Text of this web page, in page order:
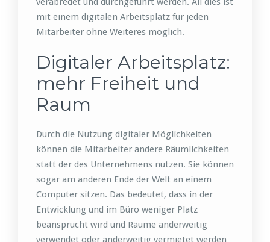
mit einem digitalen Arbeitsplatz für jeden
Mitarbeiter ohne Weiteres möglich.
Digitaler Arbeitsplatz:
mehr Freiheit und
Raum
Durch die Nutzung digitaler Möglichkeiten
können die Mitarbeiter andere Räumlichkeiten
statt der des Unternehmens nutzen. Sie können
sogar am anderen Ende der Welt an einem
Computer sitzen. Das bedeutet, dass in der
Entwicklung und im Büro weniger Platz
beansprucht wird und Räume anderweitig
verwendet oder anderweitig vermietet werden